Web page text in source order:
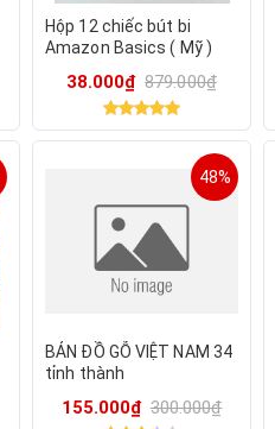
Hộp 12 chiếc bút bi
Amazon Basics ( Mỹ )
Viết trơn & chữ đẹp.
38.000₫ 879.000₫
48%
BẢN ĐỒ GỖ VIỆT NAM 34
tỉnh thành
155.000₫ 300.000₫